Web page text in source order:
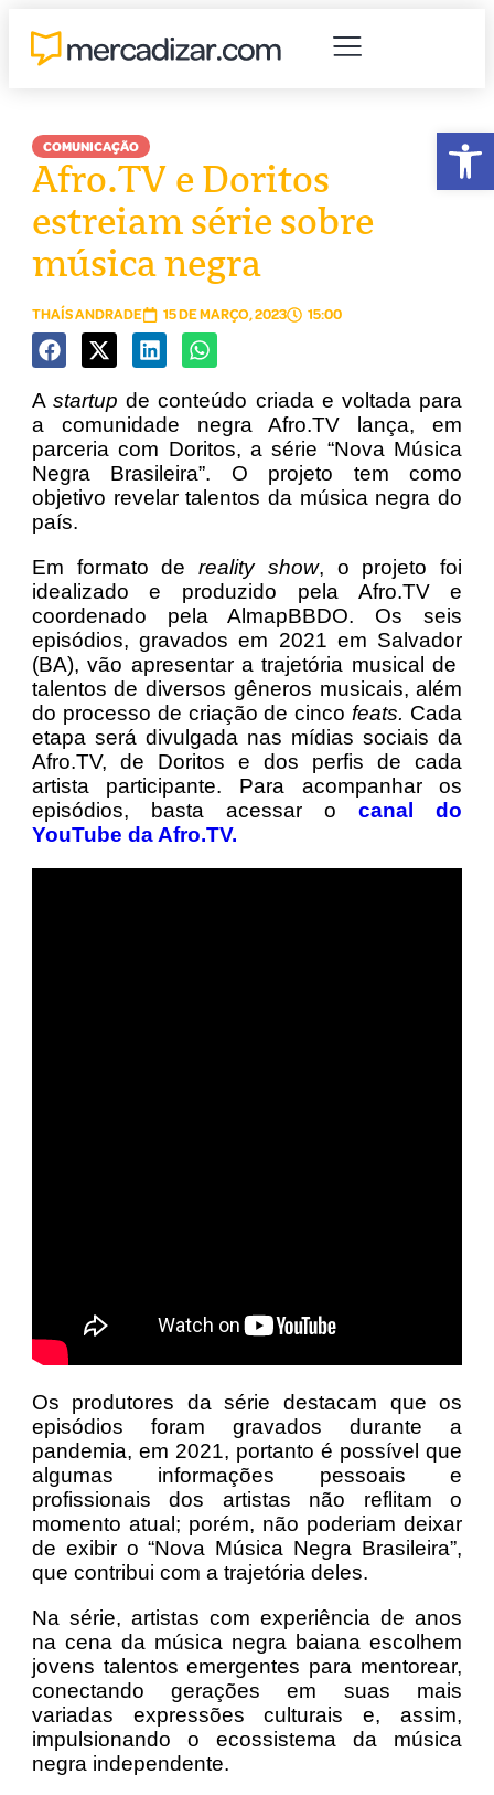
COMUNICAÇÃO
Afro.TV e Doritos
estreiam série sobre
música negra
THAÍS ANDRADE 15 DE MARÇO, 2023 15:00
A startup de conteúdo criada e voltada para
a comunidade negra Afro.TV lança, em
parceria com Doritos, a série “Nova Música
Negra Brasileira”. O projeto tem como
objetivo revelar talentos da música negra do
país.
Em formato dereality show, o projeto foi
idealizado e produzido pela Afro.TV e
coordenado pela AlmapBBDO. Os seis
episódios, gravados em 2021 em Salvador
(BA), vão apresentar a trajetória musical de
talentos de diversos gêneros musicais, além
do processo de criação de cinco feats. Cada
etapa será divulgada nas mídias sociais da
Afro.TV, de Doritos e dos perfis de cada
artista participante. Para acompanhar os
episódios, basta acessar ocanal do
YouTube da Afro.TV.
Os produtores da série destacam que os
episódios foram gravados durante a
pandemia, em 2021, portanto é possível que
algumas informações pessoais e
profissionais dos artistas não reflitam o
momento atual; porém, não poderiam deixar
de exibir o “Nova Música Negra Brasileira”,
que contribui com a trajetória deles.
Na série, artistas com experiência de anos
na cena da música negra baiana escolhem
jovens talentos emergentes para mentorear,
conectando gerações em suas mais
variadas expressões culturais e, assim,
impulsionando o ecossistema da música
negra independente.